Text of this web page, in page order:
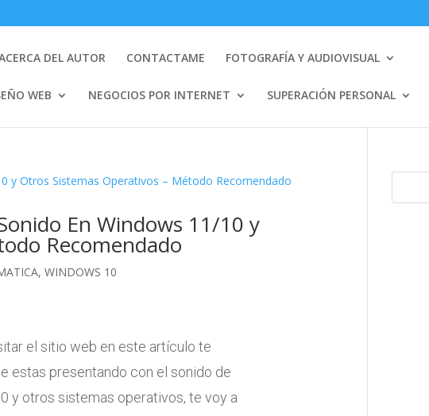
DEL AUTOR CONTACTAME FOTOGRAFÍA Y AUDIOVISUAL
WEB NEGOCIOS POR INTERNET SUPERACIÓN PERSONAL
En Windows 11/10 y
Recomendado
,WINDOWS 10
el sitio web en este artículo te
estas presentando con el sonido de
y otros sistemas operativos, te voy a